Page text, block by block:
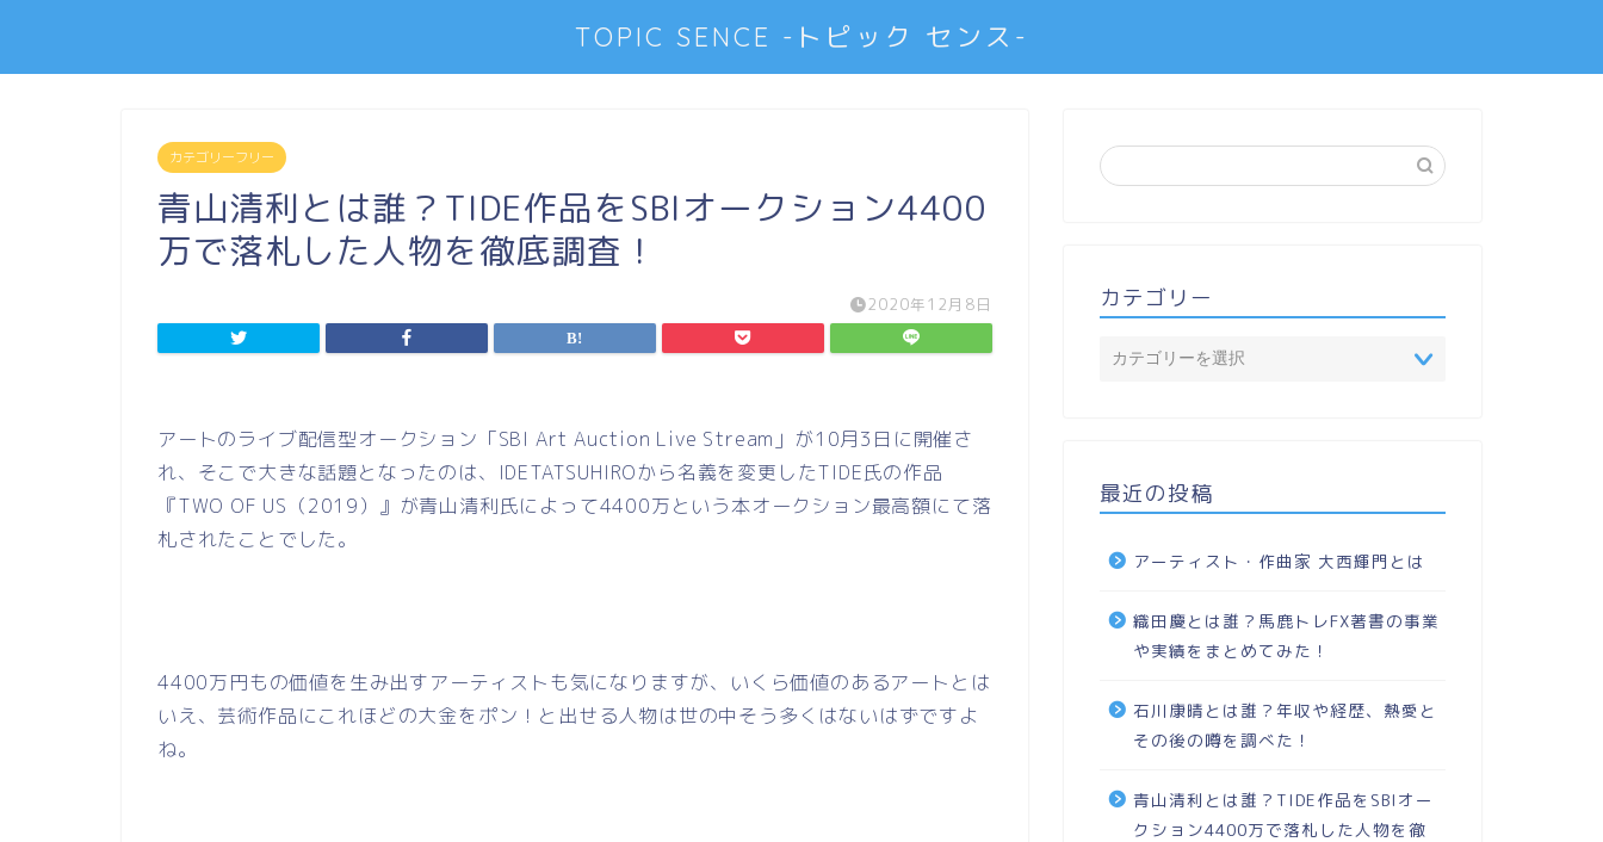
TOPIC SENCE -トピック センス-
カテゴリーフリー
青山清利とは誰？TIDE作品をSBIオークション4400
万で落札した人物を徹底調査！
2020年12月8日
アートのライブ配信型オークション「SBI Art Auction Live Stream 」が10月3 日に開催さ
れ、そこで大きな話題となったのは、
IDETATSUHIROから名義を変更したTIDE氏の作品
『TWO OF US （2019）』が青山清利氏によって4400万という本オークション最高額にて落
札されたことでした。
4400万円もの価値を生み出すアーティストも気になりますが、いくら価値のあるアートとは
いえ、芸術作品にこれほどの大金をポン！と出せる人物は世の中そう多くはないはずですよ
ね。
カテゴリー
最近の投稿
アーティスト・作曲家 大西輝門とは
織田慶とは誰？馬鹿トレFX著書の事業
や実績をまとめてみた！
石川康晴とは誰？年収や経歴、熱愛と
その後の噂を調べた！
青山清利とは誰？TIDE作品をSBIオー
クション4400万で落札した人物を徹